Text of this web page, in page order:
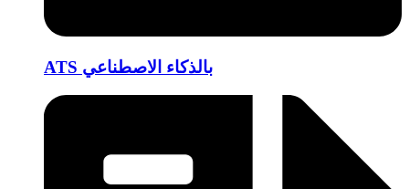
ATS بالذكاء الاصطناعي